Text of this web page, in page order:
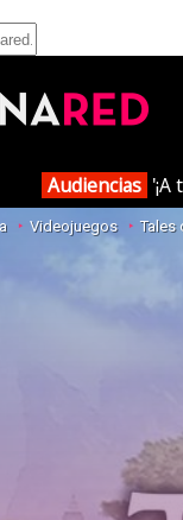
Audiencias
Videojuegos Tales